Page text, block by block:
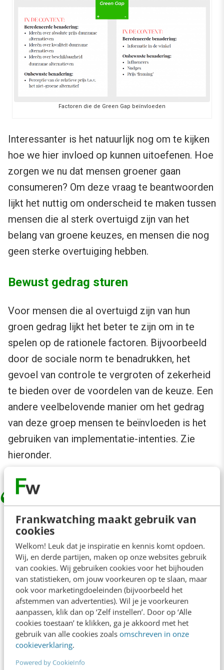
Frankwatching maakt gebruik van
cookies
Welkom! Leuk dat je inspiratie en kennis komt opdoen.
Wij, en derde partijen, maken op onze websites gebruik
van cookies. Wij gebruiken cookies voor het bijhouden
van statistieken, om jouw voorkeuren op te slaan, maar
ook voor marketingdoeleinden (bijvoorbeeld het
afstemmen van advertenties). Wil je je voorkeuren
aanpassen, klik dan op ‘Zelf instellen’. Door op ‘Alle
cookies toestaan’ te klikken, ga je akkoord met het
gebruik van alle cookies zoals omschreven in onze
cookieverklaring.
Powered by CookieInfo
Factoren die de Green Gap beïnvloeden
Interessanter is het natuurlijk nog om te kijken
hoe we hier invloed op kunnen uitoefenen. Hoe
zorgen we nu dat mensen groener gaan
consumeren? Om deze vraag te beantwoorden
lijkt het nuttig om onderscheid te maken tussen
mensen die al sterk overtuigd zijn van het
belang van groene keuzes, en mensen die nog
geen sterke overtuiging hebben.
Bewust gedrag sturen
Voor mensen die al overtuigd zijn van hun
groen gedrag lijkt het beter te zijn om in te
spelen op de rationele factoren. Bijvoorbeeld
door de sociale norm te benadrukken, het
gevoel van controle te vergroten of zekerheid
te bieden over de voordelen van de keuze. Een
andere veelbelovende manier om het gedrag
van deze groep mensen te beïnvloeden is het
gebruiken van implementatie-intenties. Zie
hieronder.
waarin je beschrijft wanneer, waar en
hoe je je doelgedrag gaat uitvoeren. Dit
wordt ook wel een als-dan plan
genoemd. Bijvoorbeeld:alsik vanavond
(wanneer) thuiskom (waar),danga ik
sporten (hoe). Of:alsik morgen
(wanneer) langs de sale winkels loop
(waar), dan ga ik niet naar binnen (hoe).